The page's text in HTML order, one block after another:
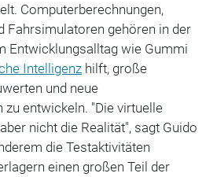
Computerberechnungen,
Fahrsimulatoren gehören in der
Entwicklungsalltag wie Gummi
Intelligenzhilft, große
und neue
entwickeln. "Die virtuelle
nicht die Realität", sagt Guido
die Testaktivitäten
einen großen Teil der